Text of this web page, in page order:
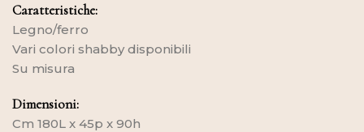
Caratteristiche:
Legno/ferro
Vari colori shabby disponibili
Su misura
Dimensioni:
Cm 180L x 45p x 90h